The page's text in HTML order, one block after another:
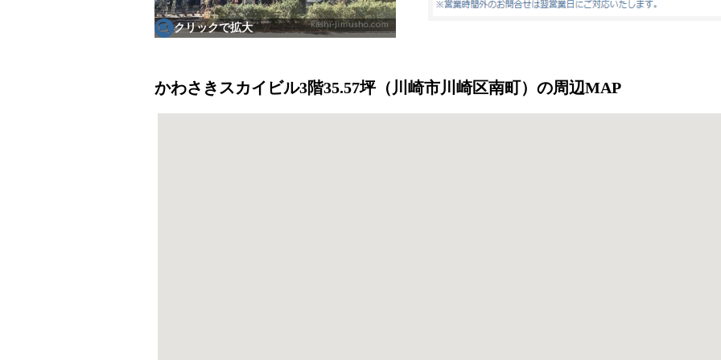
クリックで拡大
かわさきスカイビル3階35.57坪（川崎市川崎区南町）の周辺MAP